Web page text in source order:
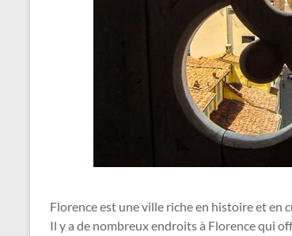
Florence est une ville riche en histoire et en
Il y a de nombreux endroits à Florence qui